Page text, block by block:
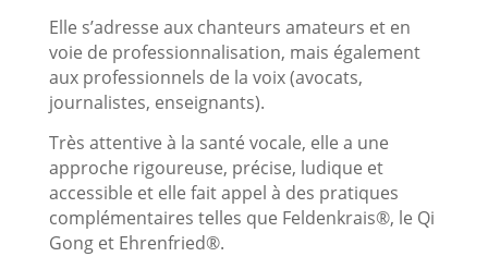
Elle s’adresse aux chanteurs amateurs et en
voie de professionnalisation, mais également
aux professionnels de la voix (avocats,
journalistes, enseignants).
Très attentive à la santé vocale, elle a une
approche rigoureuse, précise, ludique et
accessible et elle fait appel à des pratiques
complémentaires telles que Feldenkrais®, le Qi
Gong et Ehrenfried®.